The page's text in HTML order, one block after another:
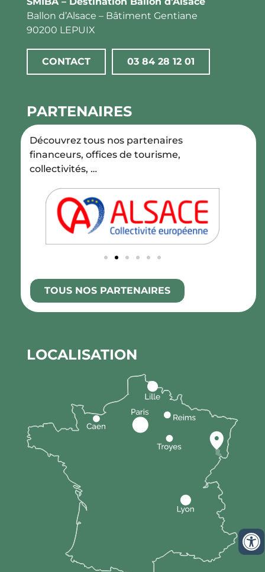
Ballon d’Alsace – Bâtiment Gentiane
90200 LEPUIX
CONTACT 03 84 28 12 01
PARTENAIRES
Découvrez tous nos partenaires
financeurs, offices de tourisme,
collectivités, …
TOUS NOS PARTENAIRES
LOCALISATION